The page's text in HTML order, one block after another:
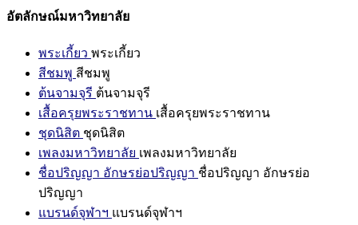
อัตลักษณ์มหาวิทยาลัย
พระเกี้ยว พระเกี้ยว
สีชมพู สีชมพู
ต้นจามจุรี ต้นจามจุรี
เสื้อครุยพระราชทาน เสื้อครุยพระราชทาน
ชุดนิสิต ชุดนิสิต
เพลงมหาวิทยาลัย เพลงมหาวิทยาลัย
ชื่อปริญญา อักษรย่อปริญญา ชื่อปริญญา อักษรย่อ
ปริญญา
แบรนด์จุฬาฯ แบรนด์จุฬาฯ